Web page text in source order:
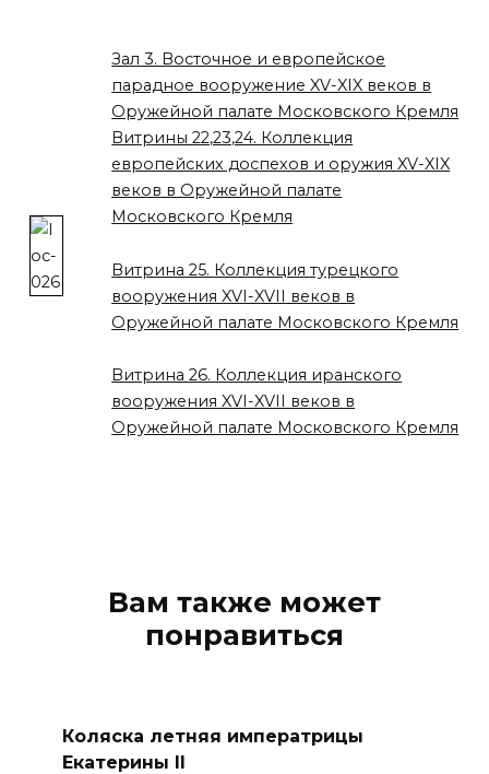
Зал 3. Восточное и европейское
парадное вооружение XV-XIX веков в
Оружейной палате Московского Кремля
Витрины 22,23,24. Коллекция
европейских доспехов и оружия XV-XIX
веков в Оружейной палате
Московского Кремля
Витрина 25. Коллекция турецкого
вооружения XVI-XVII веков в
Оружейной палате Московского Кремля
Витрина 26. Коллекция иранского
вооружения XVI-XVII веков в
Оружейной палате Московского Кремля
Вам также может
понравиться
Коляска летняя императрицы
Екатерины II